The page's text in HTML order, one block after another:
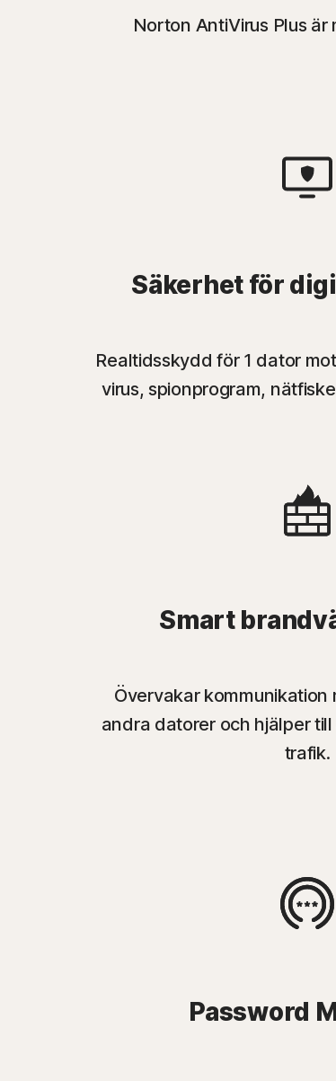
Norton AntiVirus Plus
Säkerhet för
Realtidsskydd för 1 dator
virus, spionprogram,
Smart
Övervakar
andra datorer och hjälper
trafik.
Password